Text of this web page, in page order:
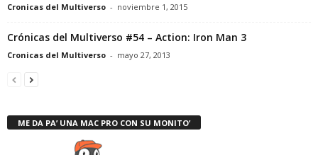
Cronicas del Multiverso - noviembre 1, 2015
Crónicas del Multiverso #54 – Action: Iron Man 3
Cronicas del Multiverso - mayo 27, 2013
ME DA PA’ UNA MAC PRO CON SU MONITO’